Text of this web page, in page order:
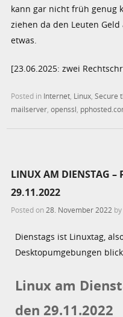
kann gar nicht früh genug
ziehen da den Leuten
etwas.
[23.06.2025: zwei
Posted in Internet, Linux,Secure
mailserver,openssl,
LINUX AM DIENSTAG –
29.11.2022
Posted on 28. November 2022 by
Dienstags ist Linuxtag,
Desktopumgebungen
Linux am
den 29.11.2022